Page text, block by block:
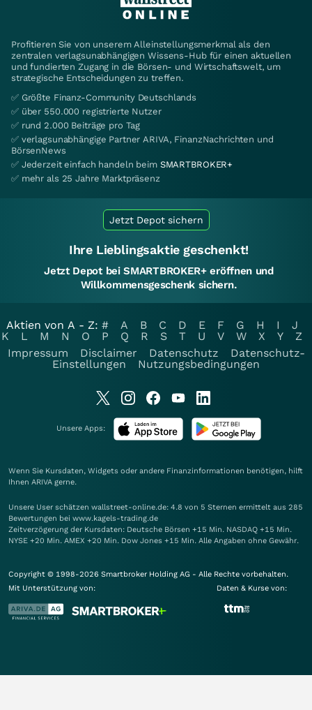
Profitieren Sie von unserem Alleinstellungsmerkmal als den
zentralen verlagsunabhängigen Wissens-Hub für einen aktuellen
und fundierten Zugang in die Börsen- und Wirtschaftswelt, um
strategische Entscheidungen zu treffen.
✅ Größte Finanz-Community Deutschlands
✅ über 550.000 registrierte Nutzer
✅ rund 2.000 Beiträge pro Tag
✅ verlagsunabhängige Partner ARIVA, FinanzNachrichten und
BörsenNews
✅ Jederzeit einfach handeln beim SMARTBROKER+
✅ mehr als 25 Jahre Marktpräsenz
Jetzt Depot sichern
Ihre Lieblingsaktie geschenkt!
Jetzt Depot bei SMARTBROKER+ eröffnen und
Willkommensgeschenk sichern.
Aktien von A - Z: # A B C D E F G H I
J
K
L M N O P Q R S T U V W X Y
Z
Impressum
Disclaimer Datenschutz
Datenschutz-
Einstellungen
Nutzungsbedingungen
Unsere Apps:
Wenn Sie Kursdaten, Widgets oder andere Finanzinformationen benötigen, hilft
Ihnen ARIVA gerne.
Unsere User schätzen wallstreet-online.de: 4.8 von 5 Sternen ermittelt aus 285
Bewertungen bei www.kagels-trading.de
Zeitverzögerung der Kursdaten: Deutsche Börsen +15 Min. NASDAQ +15 Min.
NYSE +20 Min. AMEX +20 Min. Dow Jones +15 Min. Alle Angaben ohne Gewähr.
Copyright © 1998-2026 Smartbroker Holding AG - Alle Rechte vorbehalten.
Mit Unterstützung von:
Daten & Kurse von: